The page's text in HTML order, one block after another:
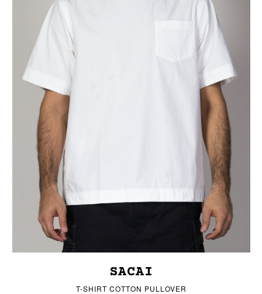
SACAI
T-SHIRT COTTON PULLOVER